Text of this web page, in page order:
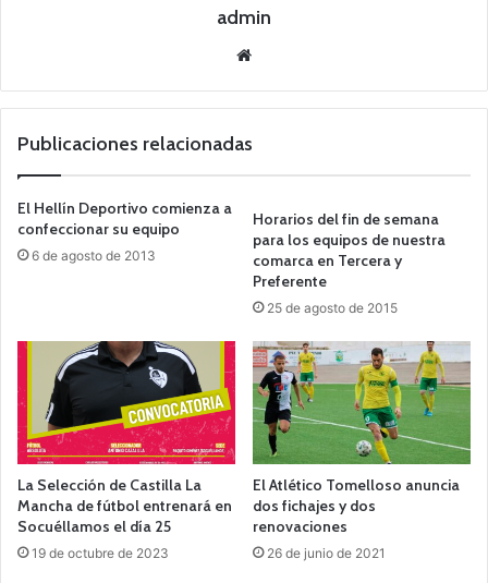
admin
we
Publicaciones relacionadas
El Hellín Deportivo comienza a
confeccionar su equipo
6 de agosto de 2013
Horarios del fin de semana
para los equipos de nuestra
comarca en Tercera y
Preferente
25 de agosto de 2015
La Selección de Castilla La
Mancha de fútbol entrenará en
Socuéllamos el día 25
19 de octubre de 2023
El Atlético Tomelloso anuncia
dos fichajes y dos
renovaciones
26 de junio de 2021